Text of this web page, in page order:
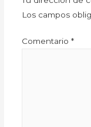
Los campos
Comentario *